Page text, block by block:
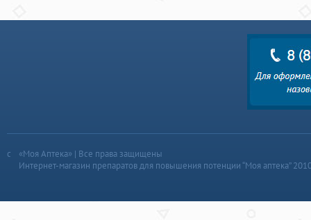
«Моя Аптека» | Все права защищены
Интернет-магазин препаратов для повышения потенции “Моя аптека”